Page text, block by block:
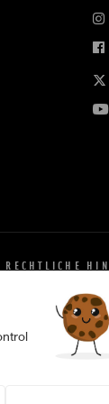
RECHTLICHE